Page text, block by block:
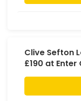
Clive Sefton
£190 at Enter